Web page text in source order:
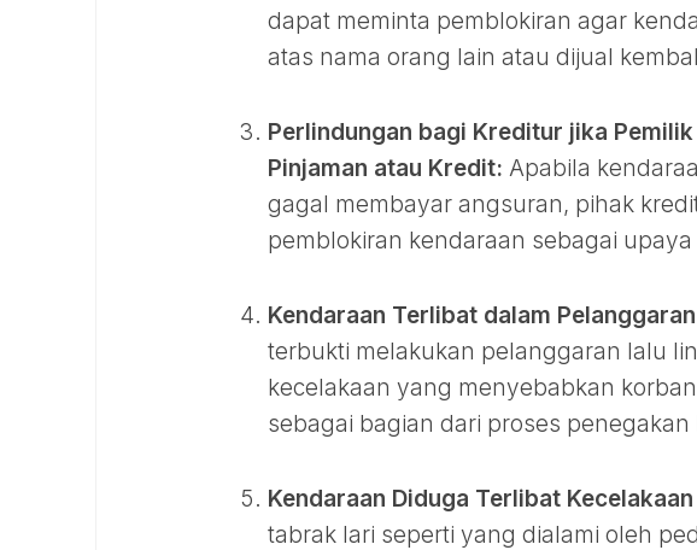
dapat meminta pemblokiran agar
atas nama orang lain atau dijual
Perlindungan bagi Kreditur jika
Pinjaman atau Kredit: Apabila
gagal membayar angsuran, pihak
pemblokiran kendaraan sebagai
Kendaraan Terlibat dalam
terbukti melakukan pelanggaran lalu
kecelakaan yang menyebabkan
sebagai bagian dari proses penegakan
Kendaraan Diduga Terlibat
tabrak lari seperti yang dialami oleh